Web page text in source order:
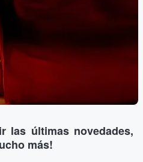
las últimas novedades,
más!